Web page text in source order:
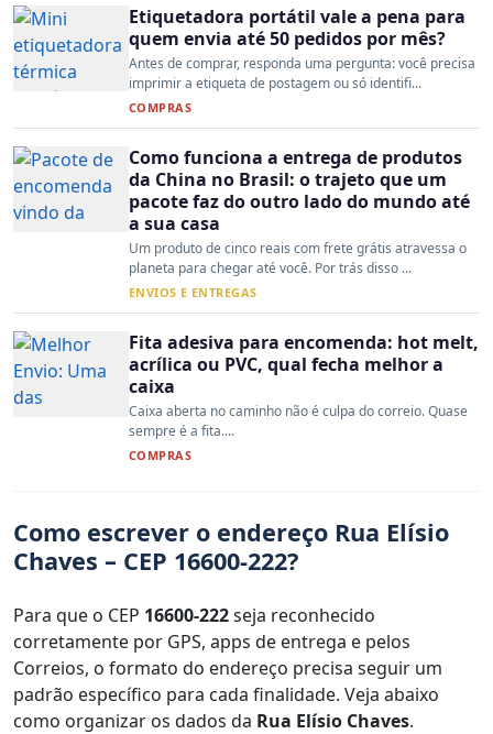
Etiquetadora portátil vale a pena para
quem envia até 50 pedidos por mês?
Antes de comprar, responda uma pergunta: você precisa
imprimir a etiqueta de postagem ou só identifi...
COMPRAS
Como funciona a entrega de produtos
da China no Brasil: o trajeto que um
pacote faz do outro lado do mundo até
a sua casa
Um produto de cinco reais com frete grátis atravessa o
planeta para chegar até você. Por trás disso ...
ENVIOS E ENTREGAS
Fita adesiva para encomenda: hot melt,
acrílica ou PVC, qual fecha melhor a
caixa
Caixa aberta no caminho não é culpa do correio. Quase
sempre é a fita....
COMPRAS
Como escrever o endereço Rua Elísio
Chaves – CEP 16600-222?
Para que o CEP 16600-222seja reconhecido
corretamente por GPS, apps de entrega e pelos
Correios, o formato do endereço precisa seguir um
padrão específico para cada finalidade. Veja abaixo
como organizar os dados da Rua Elísio Chaves.